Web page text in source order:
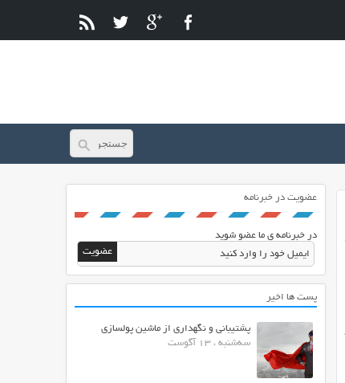
عضویت در خبرنامه
در خبرنامه ی ما عضو شوید
پست ها اخیر
پشتیبانی و نگهداری از ماشین پولسازی
سه‌شنبه ، 13 آگوست